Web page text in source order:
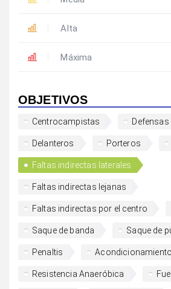
Alta
Máxima
OBJETIVOS
Centrocampistas Defensas
Delanteros Porteros
Faltas indirectas laterales
Faltas indirectas lejanas
Faltas indirectas por el centro
Saque de banda Saque de
Penaltis Acondicionamiento
Resistencia Anaeróbica